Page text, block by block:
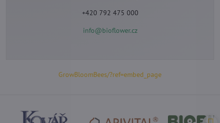
+420 792 475 000
info@bioflower.cz
GrowBloomBees/?ref=embed_page